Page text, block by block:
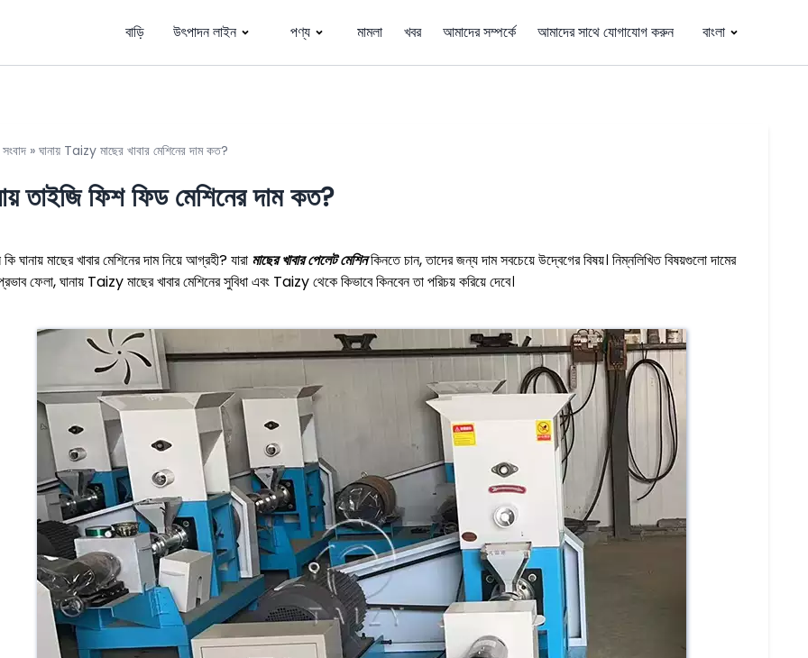
বাড়ি উৎপাদন লাইন পণ্য মামলা খবর আমাদের সম্পর্কে আমাদের সাথে যোগাযোগ করুন বাংলা
সংবাদ » ঘানায় Taizy মাছের খাবার মেশিনের দাম কত?
তাইজি ফিশ ফিড মেশিনের দাম কত?
ঘানায় মাছের খাবার মেশিনের দাম নিয়ে আগ্রহী? যারা মাছের খাবার পেলেট মেশিনকিনতে চান, তাদের জন্য দাম সবচেয়ে উদ্বেগের বিষয়। নিম্নলিখিত বিষয়গুলো দামের
ফেলা, ঘানায় Taizy মাছের খাবার মেশিনের সুবিধা এবং Taizy থেকে কিভাবে কিনবেন তা পরিচয় করিয়ে দেবে।